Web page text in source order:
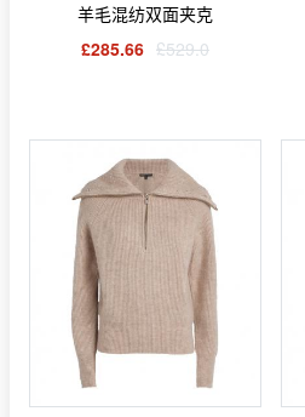
羊毛混纺双面夹克
£285.66 £529.0